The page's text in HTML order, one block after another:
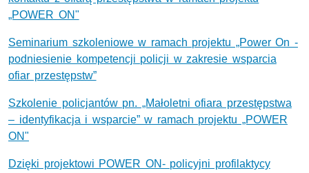
„POWER ON"
Seminarium szkoleniowe w ramach projektu „Power On -
podniesienie kompetencji policji w zakresie wsparcia
ofiar przestępstw”
Szkolenie policjantów pn. „Małoletni ofiara przestępstwa
– identyfikacja i wsparcie” w ramach projektu „POWER
ON"
Dzięki projektowi POWER ON- policyjni profilaktycy